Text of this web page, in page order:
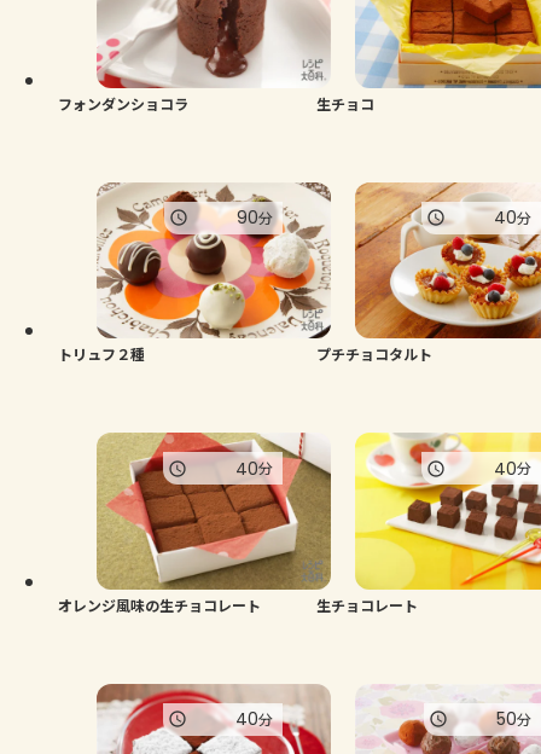
フォンダンショコラ 生チョコ
トリュフ２種
90分
プチチョコタルト
40分
オレンジ風味の生チョコレート
40分
生チョコレート
40分
40分 50分